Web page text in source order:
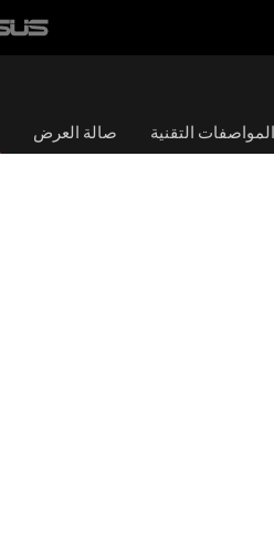
ASUS
المواصفات التقنية صالة العرض